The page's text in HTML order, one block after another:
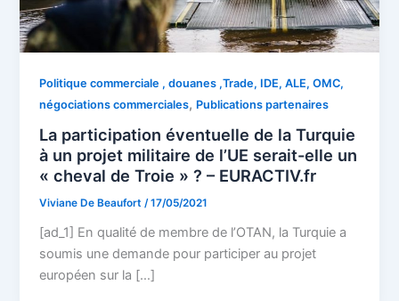
Politique commerciale , douanes ,Trade, IDE, ALE, OMC,
négociations commerciales, Publications partenaires
La participation éventuelle de la Turquie
à un projet militaire de l’UE serait-elle un
« cheval de Troie » ? – EURACTIV.fr
Viviane De Beaufort/17/05/2021
[ad_1] En qualité de membre de l’OTAN, la Turquie a
soumis une demande pour participer au projet
européen sur la […]